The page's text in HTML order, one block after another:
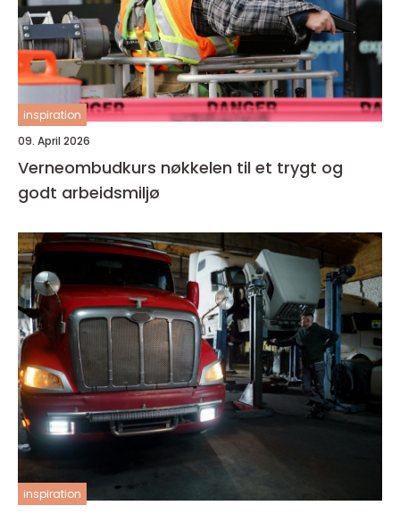
inspiration
09. April 2026
Verneombudkurs nøkkelen til et trygt og
godt arbeidsmiljø
inspiration